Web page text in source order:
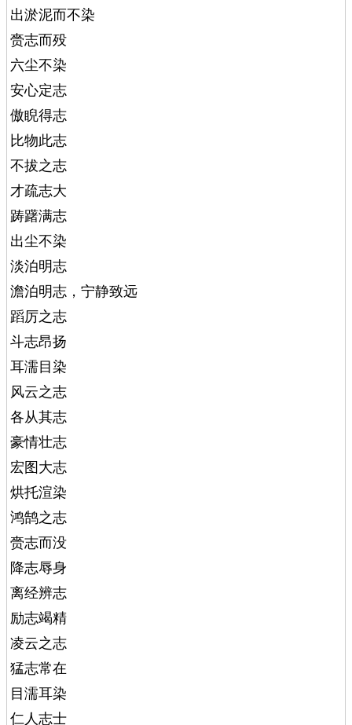
出淤泥而不染
赍志而殁
六尘不染
安心定志
傲睨得志
比物此志
不拔之志
才疏志大
踌躇满志
出尘不染
淡泊明志
澹泊明志，宁静致远
蹈厉之志
斗志昂扬
耳濡目染
风云之志
各从其志
豪情壮志
宏图大志
烘托渲染
鸿鹄之志
赍志而没
降志辱身
离经辨志
励志竭精
凌云之志
猛志常在
目濡耳染
仁人志士